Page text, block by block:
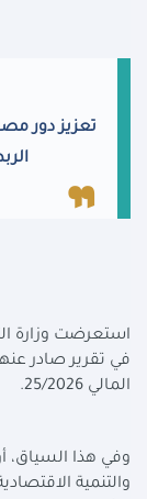
تعزيز دور
استعرضت وزارة
في تقرير صادر
المالي 25/2026.
وفي هذا السياق،
والتنمية